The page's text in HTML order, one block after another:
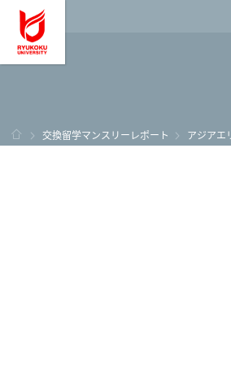
龍谷
ホーム
交換留学マンスリーレポート アジアエ